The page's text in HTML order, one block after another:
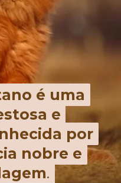
é uma
e
por
nobre e
.
é uma
e
por
nobre e
.